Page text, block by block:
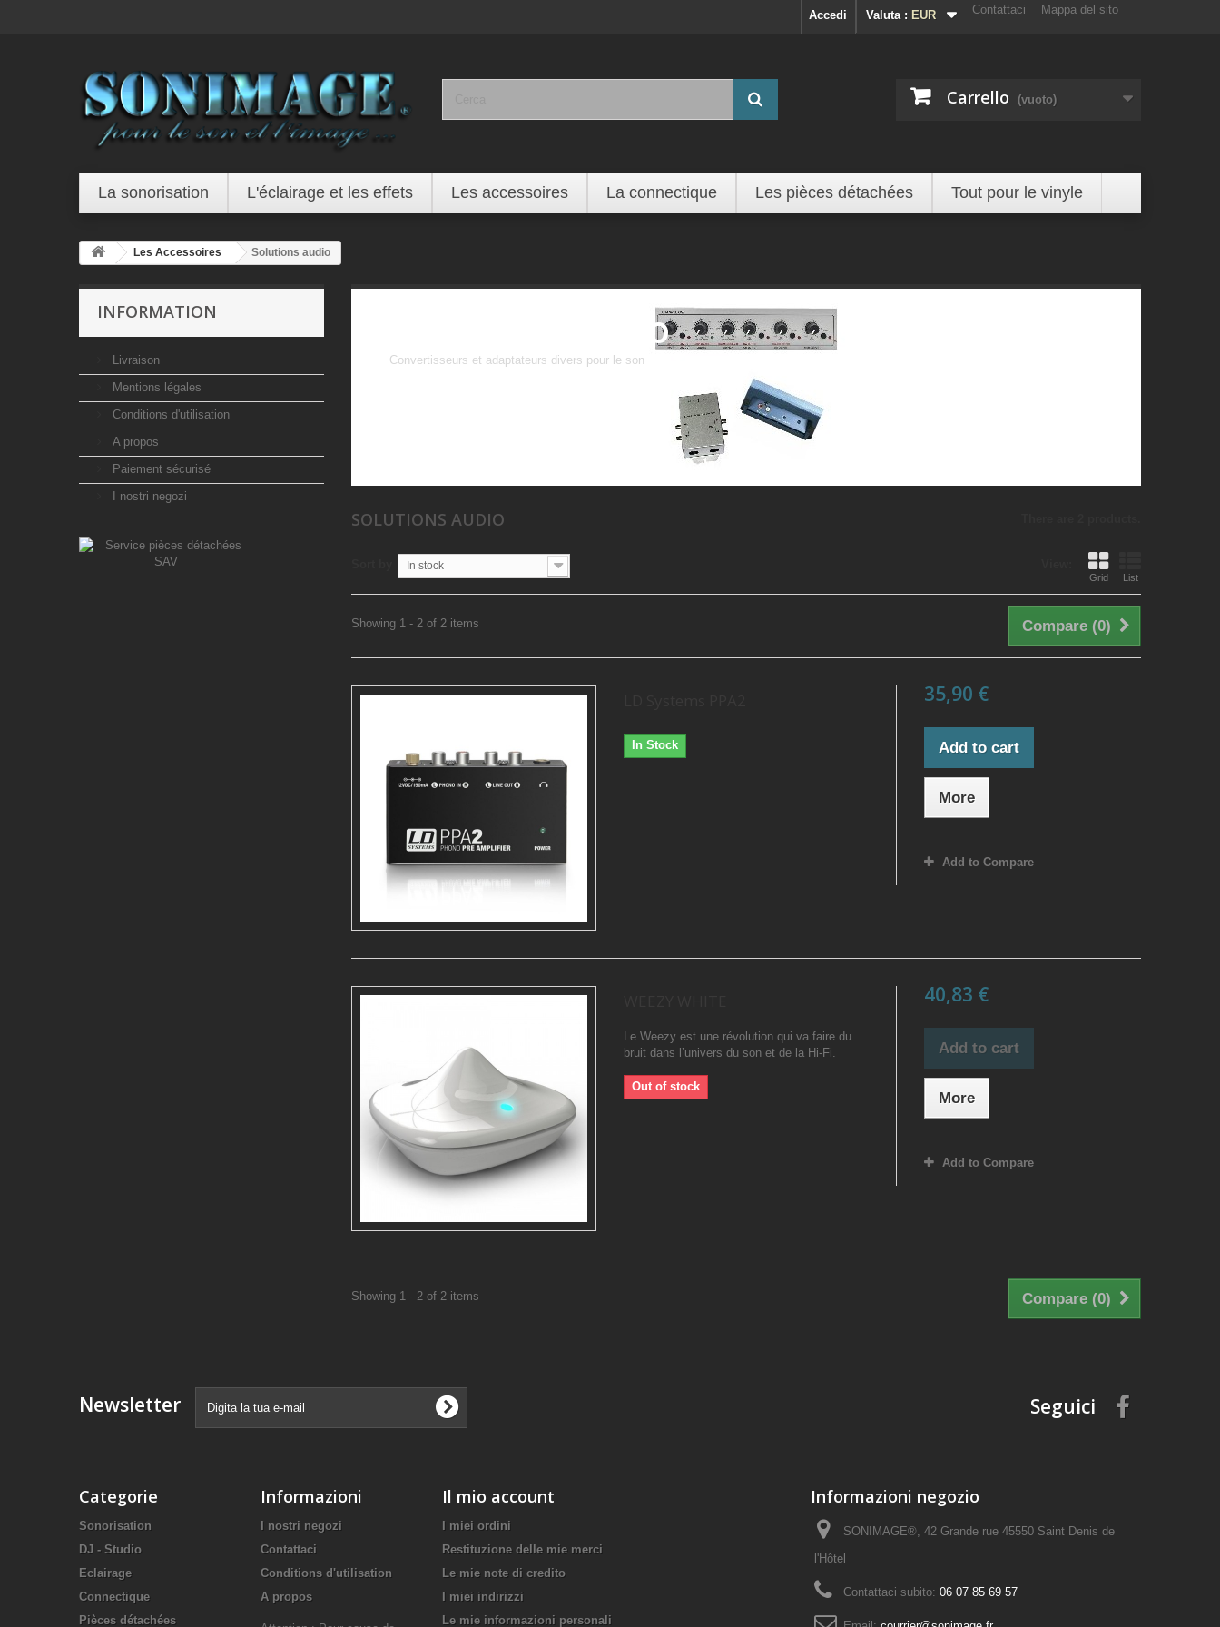
Contattaci Mappa del sito
Valuta : EUR
Accedi
Carrello (vuoto)
La sonorisation L'éclairage et les effets Les accessoires La connectique Les pièces détachées Tout pour le vinyle
Les Accessoires Solutions audio
INFORMATION
Livraison
Mentions légales
Conditions d'utilisation
A propos
Paiement sécurisé
I nostri negozi
Solutions audio
Convertisseurs et adaptateurs divers pour le son
SOLUTIONS AUDIO
Grid List
In stock
Compare (0)
Showing 1 - 2 of 2 items
In Stock
35,90 €
Add to cart
More
Add to Compare
Le Weezy est une révolution qui va faire du
bruit dans l’univers du son et de la Hi-Fi.
Out of stock
40,83 €
Add to cart
More
Add to Compare
Compare (0)
Showing 1 - 2 of 2 items
Newsletter Seguici
Categorie
Sonorisation
DJ - Studio
Eclairage
Connectique
Pièces détachées
Informazioni
I nostri negozi
Contattaci
Conditions d'utilisation
A propos
Il mio account
I miei ordini
Restituzione delle mie merci
Le mie note di credito
I miei indirizzi
Le mie informazioni personali
Informazioni negozio
SONIMAGE®, 42 Grande rue 45550 Saint Denis de
l'Hôtel
Contattaci subito: 06 07 85 69 57